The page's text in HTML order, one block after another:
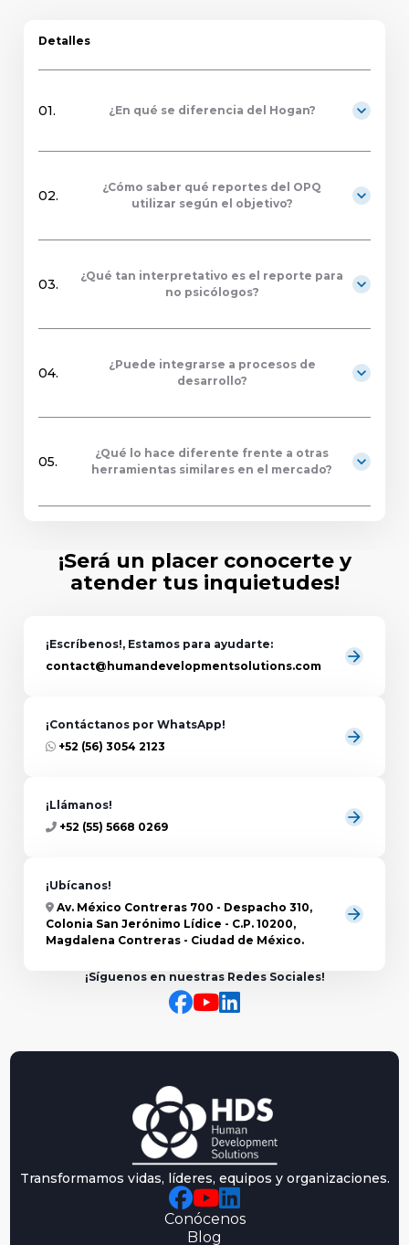
Detalles
01. ¿En qué se diferencia del Hogan? expand_more
02.
¿Cómo saber qué reportes del OPQ
utilizar según el objetivo?
expand_more
03.
¿Qué tan interpretativo es el reporte para
no psicólogos?
expand_more
04.
¿Puede integrarse a procesos de
desarrollo?
expand_more
05.
¿Qué lo hace diferente frente a otras
herramientas similares en el mercado?
expand_more
¡Será un placer conocerte y
atender tus inquietudes!
¡Escríbenos!, Estamos para ayudarte:
contact@humandevelopmentsolutions.com
arrow_forward
¡Contáctanos por WhatsApp!
+52 (56) 3054 2123
arrow_forward
¡Llámanos!
+52 (55) 5668 0269
arrow_forward
¡Ubícanos!
Av. México Contreras 700 - Despacho 310,
Colonia San Jerónimo Lídice - C.P. 10200,
Magdalena Contreras - Ciudad de México.
arrow_forward
¡Síguenos en nuestras Redes Sociales!
Transformamos vidas, líderes, equipos y organizaciones.
Conócenos
Blog